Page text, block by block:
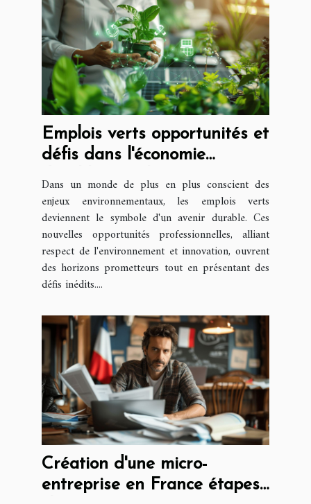
Emplois verts opportunités et
défis dans l'économie
professionnels
Dans un monde de plus en plus conscient des
enjeux environnementaux, les emplois verts
deviennent le symbole d'un avenir durable. Ces
nouvelles opportunités professionnelles, alliant
respect de l'environnement et innovation, ouvrent
des horizons prometteurs tout en présentant des
défis inédits....
Création d'une micro-
entreprise en France étapes